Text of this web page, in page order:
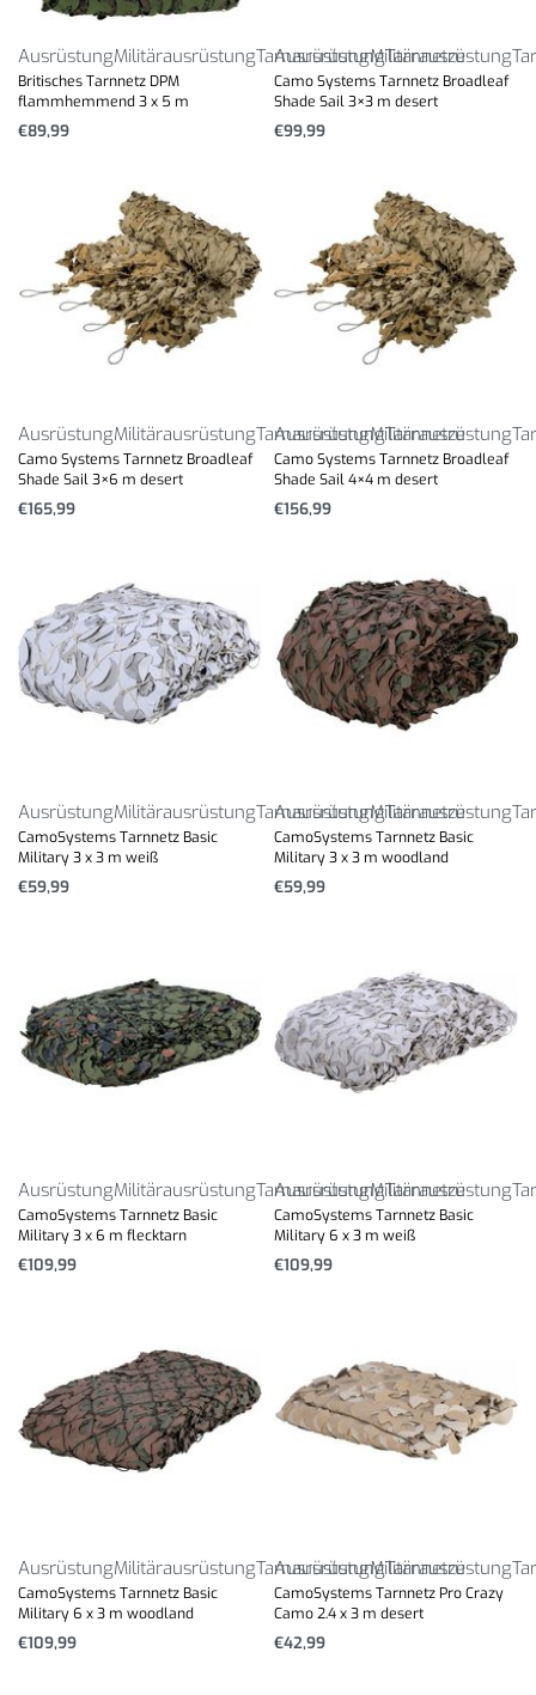
AusrüstungMilitärausrüstungTarnausrüstungTarnnetze
Britisches Tarnnetz DPM
flammhemmend 3 x 5 m
€89,99
AusrüstungMilitärausrüstung
Camo Systems Tarnnetz Broadleaf
Shade Sail 3×3 m desert
€99,99
AusrüstungMilitärausrüstungTarnausrüstungTarnnetze
Camo Systems Tarnnetz Broadleaf
Shade Sail 3×6 m desert
€165,99
AusrüstungMilitärausrüstung
Camo Systems Tarnnetz Broadleaf
Shade Sail 4×4 m desert
€156,99
AusrüstungMilitärausrüstungTarnausrüstungTarnnetze
CamoSystems Tarnnetz Basic
Military 3 x 3 m weiß
€59,99
AusrüstungMilitärausrüstung
CamoSystems Tarnnetz Basic
Military 3 x 3 m woodland
€59,99
AusrüstungMilitärausrüstungTarnausrüstungTarnnetze
CamoSystems Tarnnetz Basic
Military 3 x 6 m flecktarn
€109,99
AusrüstungMilitärausrüstung
CamoSystems Tarnnetz Basic
Military 6 x 3 m weiß
€109,99
AusrüstungMilitärausrüstungTarnausrüstungTarnnetze
CamoSystems Tarnnetz Basic
Military 6 x 3 m woodland
€109,99
AusrüstungMilitärausrüstung
CamoSystems Tarnnetz Pro Crazy
Camo 2.4 x 3 m desert
€42,99